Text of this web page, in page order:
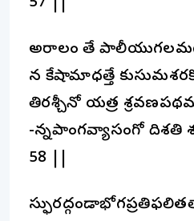
అరాలం తే
న కేషామాధత్తే
తిరశ్చీనో యత్ర
-న్నపాంగవ్యాసంగో దిశతి
58 ||